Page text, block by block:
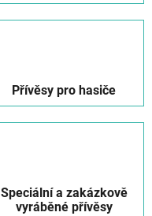
Přívěsy pro hasiče
Speciální a zakázkově
vyráběné přívěsy